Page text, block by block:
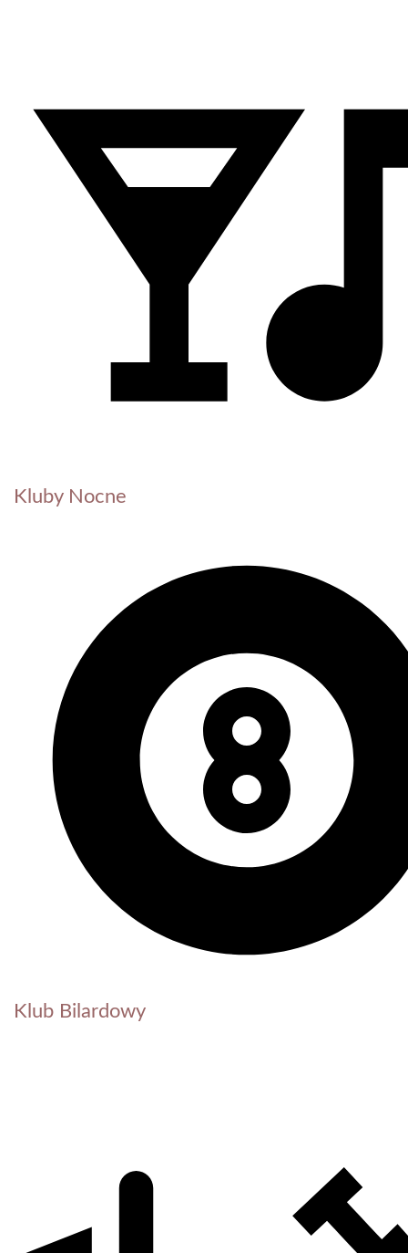
Kluby Nocne
Klub Bilardowy